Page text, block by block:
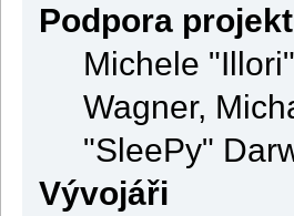
Podpora
Michele
Wagner,
"SleePy"
Vývojáři